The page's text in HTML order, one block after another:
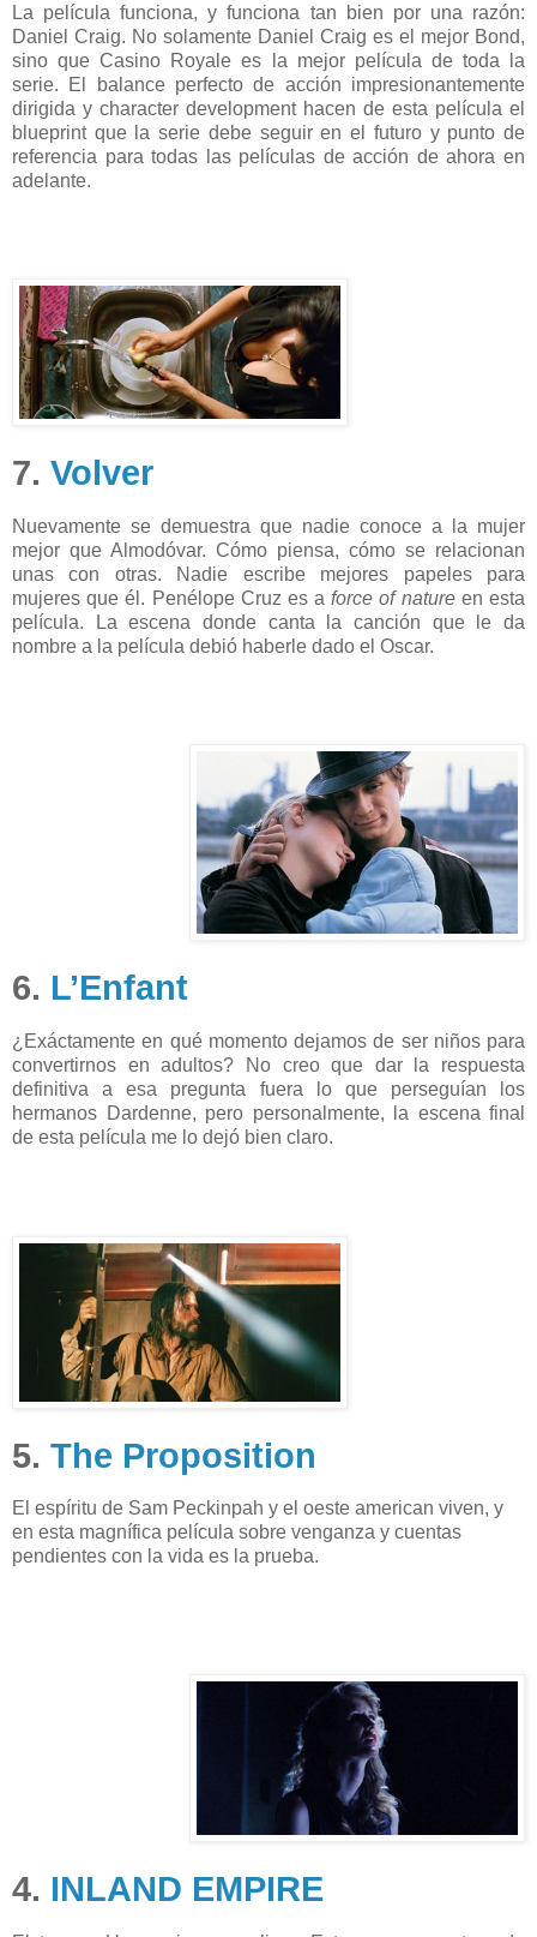
La película funciona, y funciona tan bien por una razón:
Daniel Craig. No solamente Daniel Craig es el mejor Bond,
sino que Casino Royale es la mejor película de toda la
serie. El balance perfecto de acción impresionantemente
dirigida y character development hacen de esta película el
blueprint que la serie debe seguir en el futuro y punto de
referencia para todas las películas de acción de ahora en
adelante.
7. Volver
Nuevamente se demuestra que nadie conoce a la mujer
mejor que Almodóvar. Cómo piensa, cómo se relacionan
unas con otras. Nadie escribe mejores papeles para
mujeres que él. Penélope Cruz es a force of natureen esta
película. La escena donde canta la canción que le da
nombre a la película debió haberle dado el Oscar.
6. L’Enfant
¿Exáctamente en qué momento dejamos de ser niños para
convertirnos en adultos? No creo que dar la respuesta
definitiva a esa pregunta fuera lo que perseguían los
hermanos Dardenne, pero personalmente, la escena final
de esta película me lo dejó bien claro.
5. The Proposition
El espíritu de Sam Peckinpah y el oeste american viven, y
en esta magnífica película sobre venganza y cuentas
pendientes con la vida es la prueba.
4. INLAND EMPIRE